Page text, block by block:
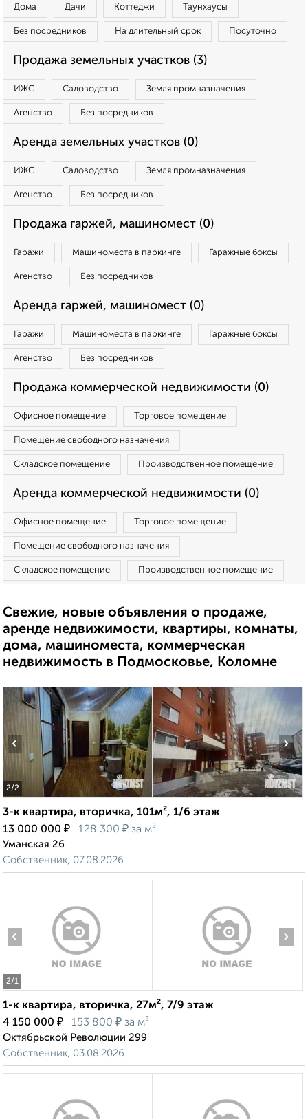
Дома Дачи Коттеджи Таунхаусы
Без посредников На длительный срок Посуточно
Продажа земельных участков (3)
ИЖС Садоводство Земля промназначения
Агенство Без посредников
Аренда земельных участков (0)
ИЖС Садоводство Земля промназначения
Агенство Без посредников
Продажа гаржей, машиномест (0)
Гаражи Машиноместа в паркинге Гаражные боксы
Агенство Без посредников
Аренда гаржей, машиномест (0)
Гаражи Машиноместа в паркинге Гаражные боксы
Агенство Без посредников
Продажа коммерческой недвижимости (0)
Офисное помещение Торговое помещение
Помещение свободного назначения
Складское помещение Производственное помещение
Аренда коммерческой недвижимости (0)
Офисное помещение Торговое помещение
Помещение свободного назначения
Складское помещение Производственное помещение
Свежие, новые объявления о продаже,
аренде недвижимости, квартиры, комнаты,
дома, машиноместа, коммерческая
недвижимость в Подмосковье, Коломне
2/2
‹ ›
3-к квартира, вторичка, 101м², 1/6 этаж
13 000 000 ₽ 128 300 ₽ за м²
Уманская 26
Собственник, 07.08.2026
2/1
‹ ›
1-к квартира, вторичка, 27м², 7/9 этаж
4 150 000 ₽ 153 800 ₽ за м²
Октябрьской Революции 299
Собственник, 03.08.2026